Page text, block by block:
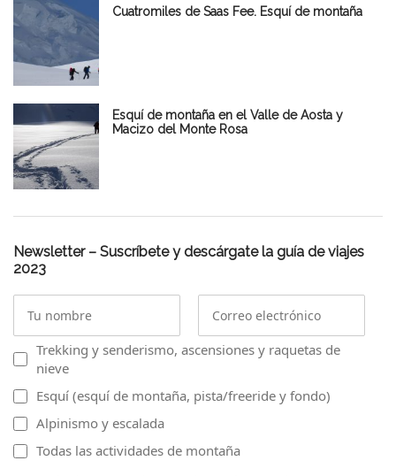
Cuatromiles de Saas Fee. Esquí de montaña
Esquí de montaña en el Valle de Aosta y
Macizo del Monte Rosa
Newsletter – Suscríbete y descárgate la guía de viajes
2023
Trekking y senderismo, ascensiones y raquetas de
nieve
Esquí (esquí de montaña, pista/freeride y fondo)
Alpinismo y escalada
Todas las actividades de montaña